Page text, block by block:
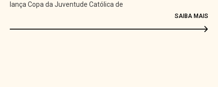
lança Copa da Juventude Católica de
SAIBA MAIS